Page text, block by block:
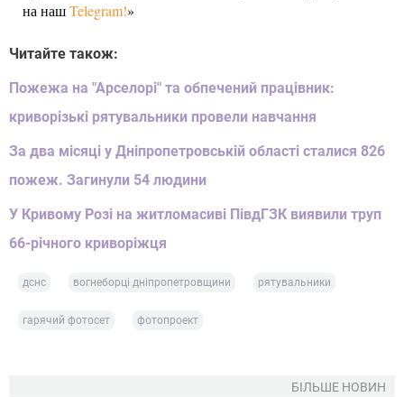
на нашTelegram!»
Читайте також:
Пожежа на "Арселорі" та обпечений працівник:
криворізькі рятувальники провели навчання
За два місяці у Дніпропетровській області сталися 826
пожеж. Загинули 54 людини
У Кривому Розі на житломасиві ПівдГЗК виявили труп
66-річного криворіжця
дснс вогнеборці дніпропетровщини рятувальники
гарячий фотосет фотопроект
БІЛЬШЕ НОВИН